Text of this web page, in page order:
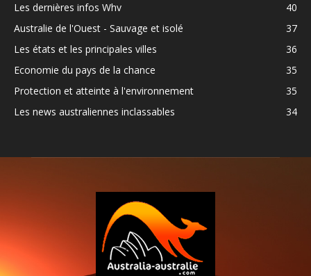
Les dernières infos Whv
40
Australie de l'Ouest - Sauvage et isolé
37
Les états et les principales villes
36
Economie du pays de la chance
35
Protection et atteinte à l'environnement
35
Les news australiennes inclassables
34